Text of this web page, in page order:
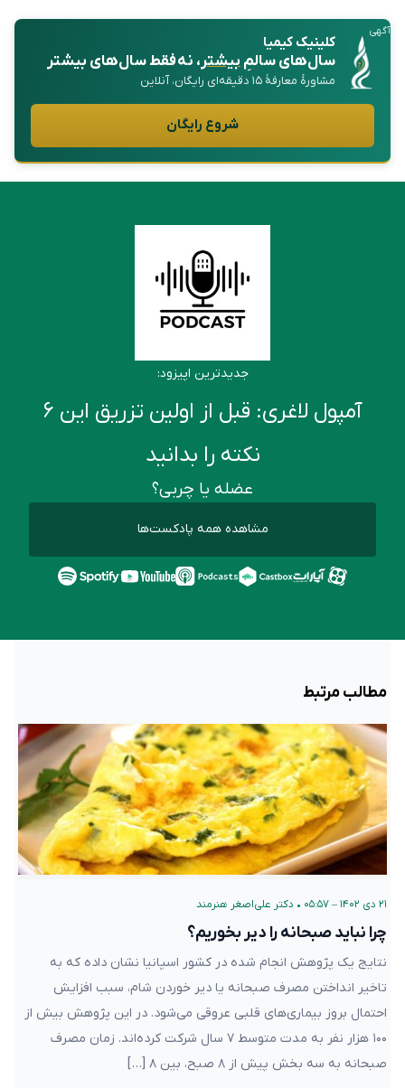
آگهی
کلینیک کیمیا
سال‌های سالمِبیشتر، نه فقط سال‌های بیشتر
مشاورهٔ معارفهٔ ۱۵ دقیقه‌ای رایگان، آنلاین
شروع رایگان
جدیدترین اپیزود:
آمپول لاغری: قبل از اولین تزریق این ۶
نکته را بدانید
عضله یا چربی؟
مشاهده همه پادکست‌ها
مطالب مرتبط
۲۱ دی ۱۴۰۲ – ۰۵:۵۷ • دکتر علی‌اصغر هنرمند
چرا نباید صبحانه را دیر بخوریم؟
نتایج یک پژوهش انجام شده در کشور اسپانیا نشان داده که به
تاخیر انداختن مصرف صبحانه یا دیر خوردن شام، سبب افزایش
احتمال بروز بیماری‌های قلبی عروقی می‌شود. در این پژوهش بیش از
۱۰۰ هزار نفر به مدت متوسط ۷ سال شرکت کرده‌اند. زمان مصرف
صبحانه به سه بخش پیش از ۸ صبح، بین ۸ […]